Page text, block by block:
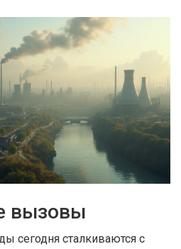
вызовы
сегодня сталкиваются с